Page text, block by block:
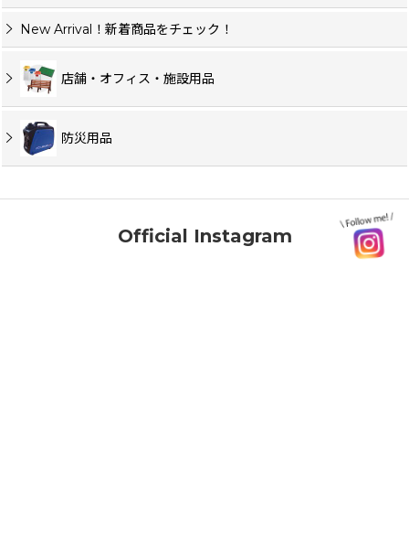
New Arrival！新着商品をチェック！
店舗・オフィス・施設用品
防災用品
Official Instagram